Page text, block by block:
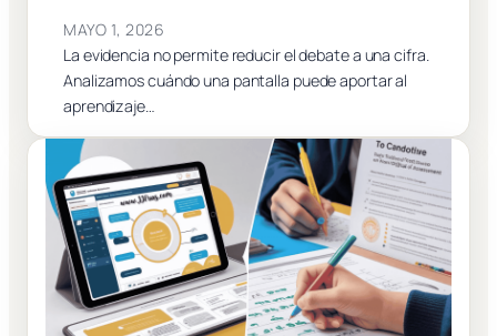
MAYO 1, 2026
La evidencia no permite reducir el debate a una cifra.
Analizamos cuándo una pantalla puede aportar al
aprendizaje…